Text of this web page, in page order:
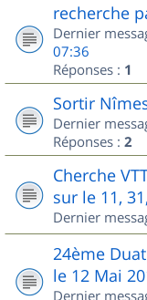
recherche
Dernier
07:36
Réponses : 1
Sortir
Dernier
Réponses : 2
Cherche
sur le 11,
Dernier
24ème
le 12 Mai
Dernier